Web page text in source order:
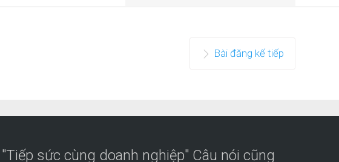
Bài đăng kế tiếp
"Tiếp sức cùng doanh nghiệp" Câu nói cũng